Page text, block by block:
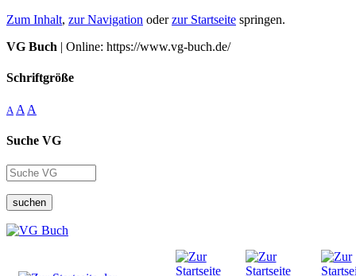
Zum Inhalt, zur Navigation oderzur Startseite springen.
VG Buch | Online: https://www.vg-buch.de/
Schriftgröße
A A A
Suche VG
suchen